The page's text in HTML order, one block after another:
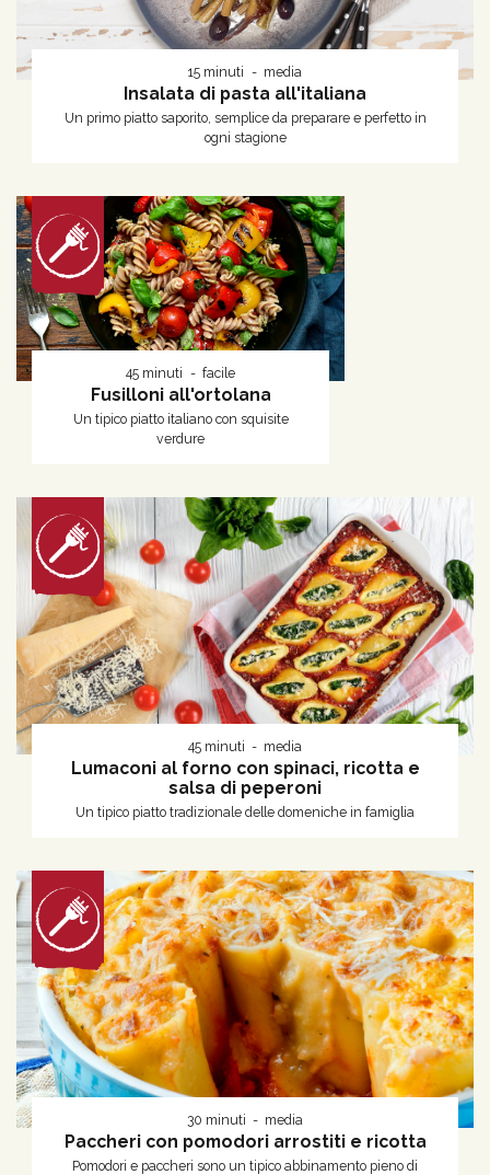
15 minuti media
Insalata di pasta all'italiana
Un primo piatto saporito, semplice da preparare e perfetto in
ogni stagione
45 minuti facile
Fusilloni all'ortolana
Un tipico piatto italiano con squisite
verdure
45 minuti media
Lumaconi al forno con spinaci, ricotta e
salsa di peperoni
Un tipico piatto tradizionale delle domeniche in famiglia
30 minuti media
Paccheri con pomodori arrostiti e ricotta
Pomodori e paccheri sono un tipico abbinamento pieno di